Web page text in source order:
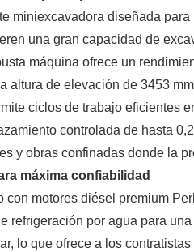
miniexcavadora diseñada
una gran capacidad de
máquina ofrece un
altura de elevación de 3453
ciclos de trabajo eficientes
controlada de hasta
y obras confinadas donde la
máxima confiabilidad
con motores diésel premium
refrigeración por agua para
lo que ofrece a los